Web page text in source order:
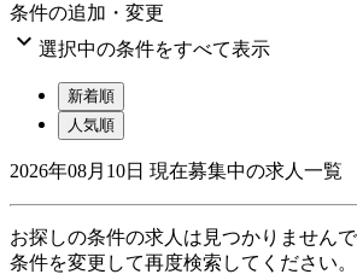
条件の追加・変更
 選択中の条件をすべて表示
新着順
人気順
2026年08月10日 現在募集中の求人一覧
お探しの条件の求人は見つかりませんで
条件を変更して再度検索してください。